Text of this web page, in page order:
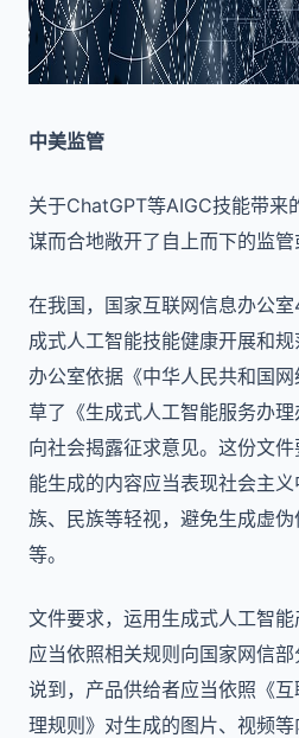
中美监管
关于ChatGPT等AIGC技能带来
谋而合地敞开了自上而下的监管
在我国，国家互联网信息办公
成式人工智能技能健康开展和
办公室依据《中华人民共和国
草了《生成式人工智能服务办理
向社会揭露征求意见。这份文
能生成的内容应当表现社会主
族、民族等轻视，避免生成虚
等。
文件要求，运用生成式人工智能
应当依照相关规则向国家网信
说到，产品供给者应当依照《
理规则》对生成的图片、视频等